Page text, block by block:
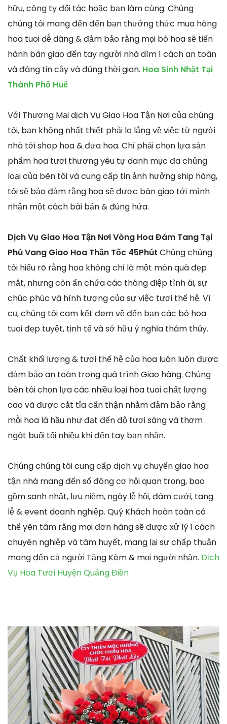
hữu, công ty đối tác hoặc bạn làm cùng. Chúng
chúng tôi mang đến đến bạn thưởng thức mua hàng
hoa tuoi dễ dàng & đảm bảo rằng mọi bó hoa sẽ tiến
hành bàn giao đến tay người nhà dìm 1 cách an toàn
và đáng tin cậy và đúng thời gian. Hoa Sinh Nhật Tại
Thành Phố Huế
Với Thương Mại dịch Vụ Giao Hoa Tận Nơi của chúng
tôi, bạn không nhất thiết phải lo lắng về việc từ người
nhà tới shop hoa & đưa hoa. Chỉ phải chọn lựa sản
phẩm hoa tươi thương yêu tự danh mục đa chủng
loại của bên tôi và cung cấp tin ảnh hưởng ship hàng,
tôi sẽ bảo đảm rằng hoa sẽ được bàn giao tới mình
nhận một cách bài bản & đúng hứa.
Dịch Vụ Giao Hoa Tận Nơi Vòng Hoa Đám Tang Tại
Phú Vang Giao Hoa Thần Tốc 45Phút Chúng chúng
tôi hiểu rõ rằng hoa không chỉ là một món quà đẹp
mắt, nhưng còn ẩn chứa các thông điệp tình ái, sự
chúc phúc và hình tượng của sự việc tươi thế hệ. Vì
cụ, chúng tôi cam kết đem về đến bạn các bó hoa
tuoi đẹp tuyệt, tinh tế và sở hữu ý nghĩa thâm thúy.
Chất khối lượng & tươi thế hệ của hoa luôn luôn được
đảm bảo an toàn trong quá trình Giao hàng. Chúng
bên tôi chọn lựa các nhiều loại hoa tuoi chất lượng
cao và được cắt tỉa cẩn thận nhằm đảm bảo rằng
mỗi hoa lá hầu như đạt đến độ tươi sáng và thơm
ngát buổi tối nhiều khi đến tay bạn nhận.
Chúng chúng tôi cung cấp dịch vụ chuyển giao hoa
tận nhà mang đến số đông cơ hội quan trọng, bao
gồm sanh nhật, lưu niệm, ngày lễ hội, đám cưới, tang
lễ & event doanh nghiệp. Quý Khách hoàn toàn có
thể yên tâm rằng mọi đơn hàng sẽ được xử lý 1 cách
chuyên nghiệp và tâm huyết, mang lại sự chấp thuận
mang đến cả người Tặng Kèm & mọi người nhận. Dịch
Vụ Hoa Tươi Huyện Quảng Điền